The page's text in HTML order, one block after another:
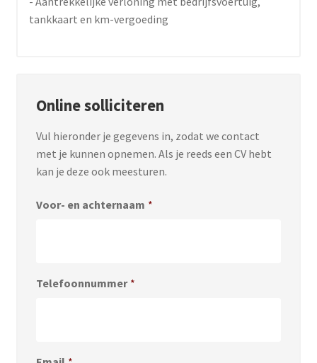
tankkaart en km-vergoeding
Online solliciteren
Vul hieronder je gegevens in, zodat we contact
met je kunnen opnemen. Als je reeds een CV hebt
kan je deze ook meesturen.
Voor- en achternaam *
Telefoonnummer *